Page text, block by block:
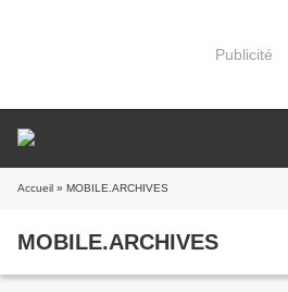
Publicité
Accueil » MOBILE.ARCHIVES
MOBILE.ARCHIVES